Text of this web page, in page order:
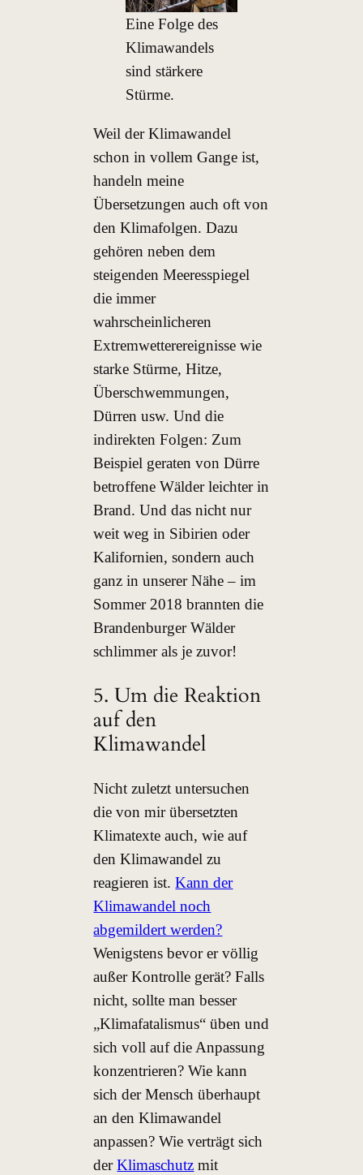
Eine Folge des
Klimawandels
sind stärkere
Stürme.
Weil der Klimawandel
schon in vollem Gange ist,
handeln meine
Übersetzungen auch oft von
den Klimafolgen. Dazu
gehören neben dem
steigenden Meeresspiegel
die immer
wahrscheinlicheren
Extremwetterereignisse wie
starke Stürme, Hitze,
Überschwemmungen,
Dürren usw. Und die
indirekten Folgen: Zum
Beispiel geraten von Dürre
betroffene Wälder leichter in
Brand. Und das nicht nur
weit weg in Sibirien oder
Kalifornien, sondern auch
ganz in unserer Nähe – im
Sommer 2018 brannten die
Brandenburger Wälder
schlimmer als je zuvor!
5. Um die Reaktion
auf den
Klimawandel
Nicht zuletzt untersuchen
die von mir übersetzten
Klimatexte auch, wie auf
den Klimawandel zu
reagieren ist.Kann der
Klimawandel noch
abgemildert werden?
Wenigstens bevor er völlig
außer Kontrolle gerät? Falls
nicht, sollte man besser
„Klimafatalismus“ üben und
sich voll auf die Anpassung
konzentrieren? Wie kann
sich der Mensch überhaupt
an den Klimawandel
anpassen? Wie verträgt sich
derKlimaschutz mit